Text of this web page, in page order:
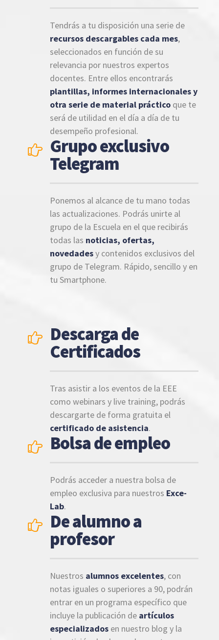
Tendrás a tu disposición una serie de
recursos descargables cada mes,
seleccionados en función de su
relevancia por nuestros expertos
docentes. Entre ellos encontrarás
plantillas, informes internacionales y
otra serie de material práctico que te
será de utilidad en el día a día de tu
desempeño profesional.
Grupo exclusivo
Telegram
Ponemos al alcance de tu mano todas
las actualizaciones. Podrás unirte al
grupo de la Escuela en el que recibirás
todas las noticias, ofertas,
novedadesy contenidos exclusivos del
grupo de Telegram. Rápido, sencillo y en
tu Smartphone.
Descarga de
Certificados
Tras asistir a los eventos de la EEE
como webinars y live training, podrás
descargarte de forma gratuita el
certificado de asistencia.
Bolsa de empleo
Podrás acceder a nuestra bolsa de
empleo exclusiva para nuestros Exce-
Lab.
De alumno a
profesor
Nuestros alumnos excelentes, con
notas iguales o superiores a 90, podrán
entrar en un programa específico que
incluye la publicación de artículos
especializados en nuestro blog y la